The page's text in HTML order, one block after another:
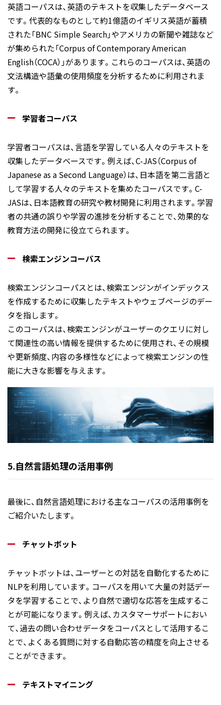
英語コーパスは、英語のテキストを収集したデータベース
です。代表的なものとして約1億語のイギリス英語が蓄積
された「BNC Simple Search」やアメリカの新聞や雑誌など
が集められた「Corpus of Contemporary American
English（COCA）」があります。これらのコーパスは、英語の
文法構造や語彙の使用頻度を分析するために利用されま
す。
学習者コーパス
学習者コーパスは、言語を学習している人々のテキストを
収集したデータベースです。例えば、C-JAS（Corpus of
Japanese as a Second Language）は、日本語を第二言語と
して学習する人々のテキストを集めたコーパスです。C-
JASは、日本語教育の研究や教材開発に利用されます。学習
者の共通の誤りや学習の進捗を分析することで、効果的な
教育方法の開発に役立てられます。
検索エンジンコーパス
検索エンジンコーパスとは、検索エンジンがインデックス
を作成するために収集したテキストやウェブページのデー
タを指します。
このコーパスは、検索エンジンがユーザーのクエリに対し
て関連性の高い情報を提供するために使用され、その規模
や更新頻度、内容の多様性などによって検索エンジンの性
能に大きな影響を与えます。
5.自然言語処理の活用事例
最後に、自然言語処理における主なコーパスの活用事例を
ご紹介いたします。
チャットボット
チャットボットは、ユーザーとの対話を自動化するために
NLPを利用しています。コーパスを用いて大量の対話デー
タを学習することで、より自然で適切な応答を生成するこ
とが可能になります。例えば、カスタマーサポートにおい
て、過去の問い合わせデータをコーパスとして活用するこ
とで、よくある質問に対する自動応答の精度を向上させる
ことができます。
テキストマイニング